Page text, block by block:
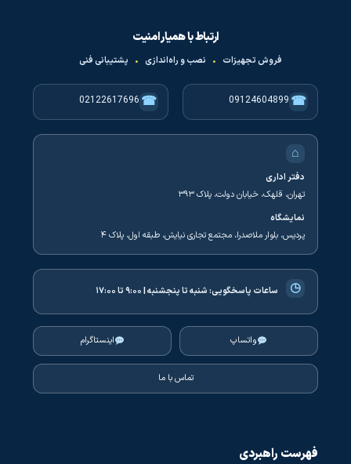
ارتباط با همیار امنیت
فروش تجهیزات • نصب و راه‌اندازی • پشتیبانی فنی
☎
09124604899
☎
02122617696
⌂
دفتر اداری
تهران، قلهک، خیابان دولت، پلاک ۳۹۳
نمایشگاه
پردیس، بلوار ملاصدرا، مجتمع تجاری نیایش، طبقه اول، پلاک ۴
◷ ساعات پاسخگویی:شنبه تا پنجشنبه | ۹:۰۰ تا ۱۷:۰۰
واتساپ اینستاگرام
تماس با ما
فهرست راهبردی